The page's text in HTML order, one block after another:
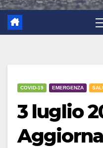
COVID-19 EMERGENZA
3 luglio